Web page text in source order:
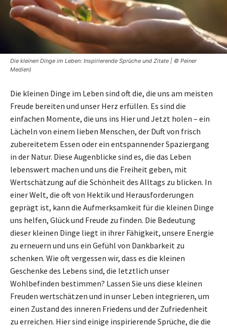
Die kleinen Dinge im Leben: Inspirierende Sprüche und Zitate | © Peiner
Medien)
Die kleinen Dinge im Leben sind oft die, die uns am meisten
Freude bereiten und unser Herz erfüllen. Es sind die
einfachen Momente, die uns ins Hier und Jetzt holen – ein
Lächeln von einem lieben Menschen, der Duft von frisch
zubereitetem Essen oder ein entspannender Spaziergang
in der Natur. Diese Augenblicke sind es, die das Leben
lebenswert machen und uns die Freiheit geben, mit
Wertschätzung auf die Schönheit des Alltags zu blicken. In
einer Welt, die oft von Hektik und Herausforderungen
geprägt ist, kann die Aufmerksamkeit für die kleinen Dinge
uns helfen, Glück und Freude zu finden. Die Bedeutung
dieser kleinen Dinge liegt in ihrer Fähigkeit, unsere Energie
zu erneuern und uns ein Gefühl von Dankbarkeit zu
schenken. Wie oft vergessen wir, dass es die kleinen
Geschenke des Lebens sind, die letztlich unser
Wohlbefinden bestimmen? Lassen Sie uns diese kleinen
Freuden wertschätzen und in unser Leben integrieren, um
einen Zustand des inneren Friedens und der Zufriedenheit
zu erreichen. Hier sind einige inspirierende Sprüche, die die